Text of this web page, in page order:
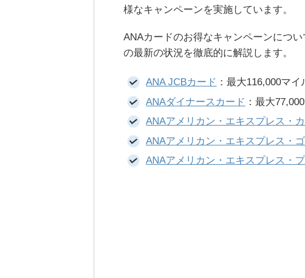
様なキャンペーンを実施しています。
ANAカードのお得なキャンペーンにつ
の最新の状況を徹底的に解説します。
ANA JCBカード ：最大116,000マイ
ANAダイナースカード ：最大
ANAアメリカン・エキスプレス・
ANAアメリカン・エキスプレス・
ANAアメリカン・エキスプレス・